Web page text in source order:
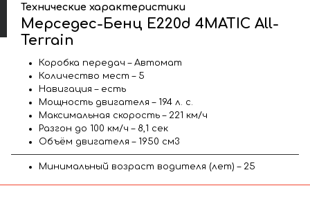
Технические характеристики
Мерседес-Бенц E220d 4MATIC All-
Terrain
Коробка передач – Автомат
Количество мест – 5
Навигация – есть
Мощность двигателя – 194 л. с.
Максимальная скорость – 221 км/ч
Разгон до 100 км/ч – 8,1 сек
Объём двигателя – 1950 см3
Минимальный возраст водителя (лет) – 25